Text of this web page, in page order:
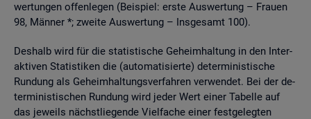
wer­tun­gen of­fen­le­gen (Bei­spiel: erste Aus­wer­tung – Frau­en
98, Män­ner *; zwei­te Aus­wer­tung – Ins­ge­samt 100).
Des­halb wird für die sta­tis­ti­sche Ge­heim­hal­tung in den In­ter­
ak­ti­ven Sta­tis­ti­ken die (au­to­ma­ti­sier­te) de­ter­mi­nis­ti­sche
Run­dung als Ge­heim­hal­tungs­ver­fah­ren ver­wen­det. Bei der de­
ter­mi­nis­ti­schen Run­dung wird jeder Wert einer Ta­bel­le auf
das je­weils nächst­lie­gen­de Viel­fa­che einer fest­ge­leg­ten